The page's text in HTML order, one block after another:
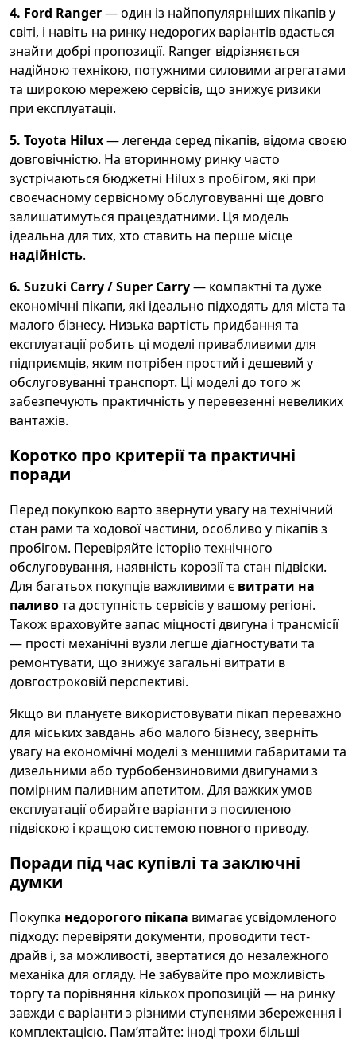
4. Ford Ranger— один із найпопулярніших пікапів у
світі, і навіть на ринку недорогих варіантів вдається
знайти добрі пропозиції. Ranger відрізняється
надійною технікою, потужними силовими агрегатами
та широкою мережею сервісів, що знижує ризики
при експлуатації.
5. Toyota Hilux— легенда серед пікапів, відома своєю
довговічністю. На вторинному ринку часто
зустрічаються бюджетні Hilux з пробігом, які при
своєчасному сервісному обслуговуванні ще довго
залишатимуться працездатними. Ця модель
ідеальна для тих, хто ставить на перше місце
надійність.
6. Suzuki Carry / Super Carry— компактні та дуже
економічні пікапи, які ідеально підходять для міста та
малого бізнесу. Низька вартість придбання та
експлуатації робить ці моделі привабливими для
підприємців, яким потрібен простий і дешевий у
обслуговуванні транспорт. Ці моделі до того ж
забезпечують практичність у перевезенні невеликих
вантажів.
Коротко про критерії та практичні
поради
Перед покупкою варто звернути увагу на технічний
стан рами та ходової частини, особливо у пікапів з
пробігом. Перевіряйте історію технічного
обслуговування, наявність корозії та стан підвіски.
Для багатьох покупців важливими є витрати на
паливота доступність сервісів у вашому регіоні.
Також враховуйте запас міцності двигуна і трансмісії
— прості механічні вузли легше діагностувати та
ремонтувати, що знижує загальні витрати в
довгостроковій перспективі.
Якщо ви плануєте використовувати пікап переважно
для міських завдань або малого бізнесу, зверніть
увагу на економічні моделі з меншими габаритами та
дизельними або турбобензиновими двигунами з
помірним паливним апетитом. Для важких умов
експлуатації обирайте варіанти з посиленою
підвіскою і кращою системою повного приводу.
Поради під час купівлі та заключні
думки
Покупка недорогого пікапа вимагає усвідомленого
підходу: перевіряти документи, проводити тест-
драйв і, за можливості, звертатися до незалежного
механіка для огляду. Не забувайте про можливість
торгу та порівняння кількох пропозицій — на ринку
завжди є варіанти з різними ступенями збереження і
комплектацією. Пам’ятайте: іноді трохи більші